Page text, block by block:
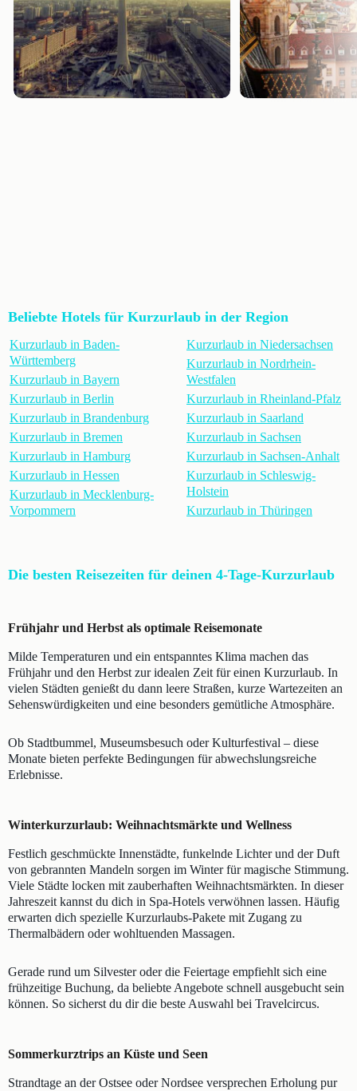
Beliebte Hotels für Kurzurlaub in der Region
Kurzurlaub in Baden-
Württemberg
Kurzurlaub in Bayern
Kurzurlaub in Berlin
Kurzurlaub in Brandenburg
Kurzurlaub in Bremen
Kurzurlaub in Hamburg
Kurzurlaub in Hessen
Kurzurlaub in Mecklenburg-
Vorpommern
Kurzurlaub in Niedersachsen
Kurzurlaub in Nordrhein-
Westfalen
Kurzurlaub in Rheinland-Pfalz
Kurzurlaub in Saarland
Kurzurlaub in Sachsen
Kurzurlaub in Sachsen-Anhalt
Kurzurlaub in Schleswig-
Holstein
Kurzurlaub in Thüringen
Die besten Reisezeiten für deinen 4-Tage-Kurzurlaub
Frühjahr und Herbst als optimale Reisemonate
Milde Temperaturen und ein entspanntes Klima machen das
Frühjahr und den Herbst zur idealen Zeit für einen Kurzurlaub. In
vielen Städten genießt du dann leere Straßen, kurze Wartezeiten an
Sehenswürdigkeiten und eine besonders gemütliche Atmosphäre.
Ob Stadtbummel, Museumsbesuch oder Kulturfestival – diese
Monate bieten perfekte Bedingungen für abwechslungsreiche
Erlebnisse.
Winterkurzurlaub: Weihnachtsmärkte und Wellness
Festlich geschmückte Innenstädte, funkelnde Lichter und der Duft
von gebrannten Mandeln sorgen im Winter für magische Stimmung.
Viele Städte locken mit zauberhaften Weihnachtsmärkten. In dieser
Jahreszeit kannst du dich in Spa-Hotels verwöhnen lassen. Häufig
erwarten dich spezielle Kurzurlaubs-Pakete mit Zugang zu
Thermalbädern oder wohltuenden Massagen.
Gerade rund um Silvester oder die Feiertage empfiehlt sich eine
frühzeitige Buchung, da beliebte Angebote schnell ausgebucht sein
können. So sicherst du dir die beste Auswahl bei Travelcircus.
Sommerkurztrips an Küste und Seen
Strandtage an der Ostsee oder Nordsee versprechen Erholung pur